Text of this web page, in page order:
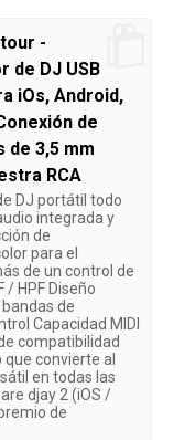
-
de DJ USB
iOs, Android,
de
de 3,5 mm
RCA
DJ portátil todo
integrada y
de
para el
de un control de
HPF Diseño
de
Capacidad MIDI
compatibilidad
convierte al
en todas las
djay 2 (iOS /
de